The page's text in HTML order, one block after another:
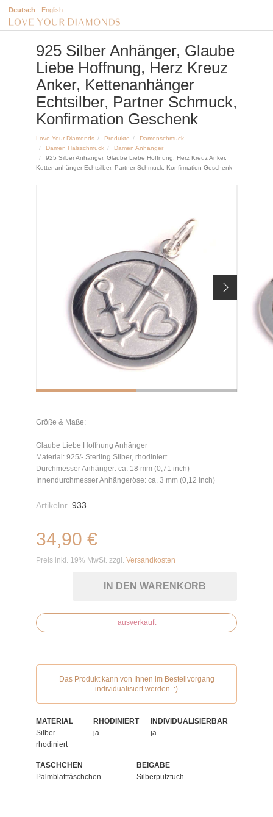
Deutsch English
925 Silber Anhänger, Glaube
Liebe Hoffnung, Herz Kreuz
Anker, Kettenanhänger
Echtsilber, Partner Schmuck,
Konfirmation Geschenk
Love Your Diamonds Produkte
Damenschmuck
Damen Halsschmuck
Damen Anhänger
925 Silber Anhänger, Glaube Liebe Hoffnung, Herz Kreuz Anker,
Kettenanhänger Echtsilber, Partner Schmuck, Konfirmation Geschenk
Größe & Maße:
Glaube Liebe Hoffnung Anhänger
Material: 925/- Sterling Silber, rhodiniert
Durchmesser Anhänger: ca. 18 mm (0,71 inch)
Innendurchmesser Anhängeröse: ca. 3 mm (0,12 inch)
Artikelnr. 933
34,90 €
Preis inkl. 19% MwSt. zzgl. Versandkosten
IN DEN WARENKORB
ausverkauft
Das Produkt kann von Ihnen im Bestellvorgang
individualisiert werden. :)
MATERIAL
Silber
rhodiniert
RHODINIERT
ja
INDIVIDUALISIERBAR
ja
TÄSCHCHEN
Palmblatttäschchen
BEIGABE
Silberputztuch